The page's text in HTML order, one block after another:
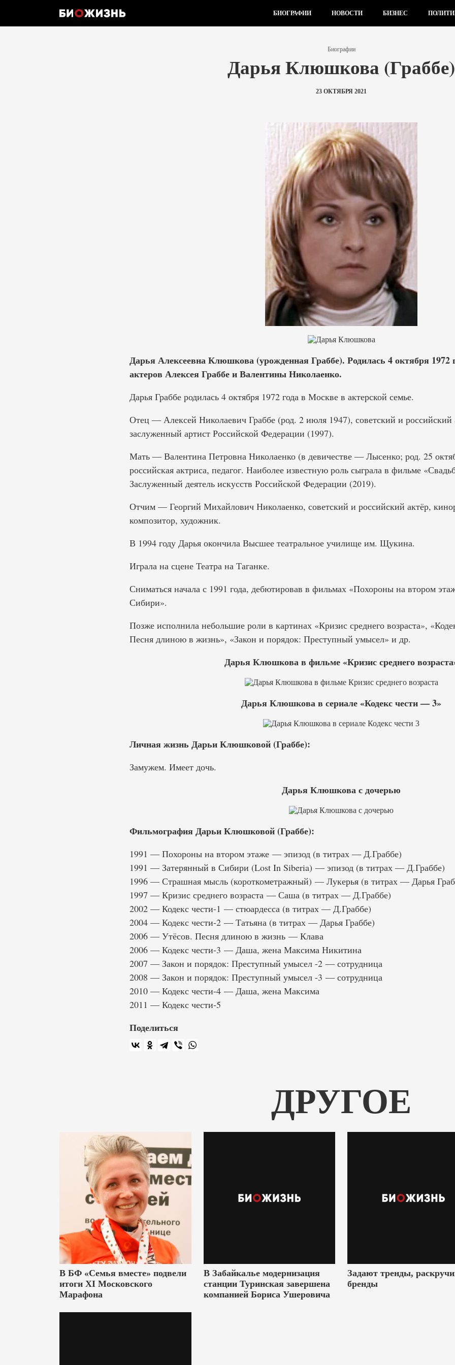
БИОГРАФИИ НОВОСТИ БИЗНЕС
Биографии
Дарья Клюшкова (Граббе)
23 ОКТЯБРЯ 2021
Дарья Алексеевна Клюшкова (урожденная Граббе). Родилась 4 октября 1972
актеров Алексея Граббе и Валентины Николаенко.
Дарья Граббе родилась 4 октября 1972 года в Москве в актерской семье.
Отец — Алексей Николаевич Граббе (род. 2 июля 1947), советский и российский
заслуженный артист Российской Федерации (1997).
Мать — Валентина Петровна Николаенко (в девичестве — Лысенко; род. 25
российская актриса, педагог. Наиболее известную роль сыграла в фильме
Заслуженный деятель искусств Российской Федерации (2019).
Отчим — Георгий Михайлович Николаенко, советский и российский актёр,
композитор, художник.
В 1994 году Дарья окончила Высшее театральное училище им. Щукина.
Играла на сцене Театра на Таганке.
Сниматься начала с 1991 года, дебютировав в фильмах «Похороны на втором
Сибири».
Позже исполнила небольшие роли в картинах «Кризис среднего возраста»,
Песня длиною в жизнь», «Закон и порядок: Преступный умысел» и др.
Дарья Клюшкова в фильме «Кризис среднего
Дарья Клюшкова в сериале «Кодекс чести — 3»
Личная жизнь Дарьи Клюшковой (Граббе):
Замужем. Имеет дочь.
Дарья Клюшкова с дочерью
Фильмография Дарьи Клюшковой (Граббе):
1991 — Похороны на втором этаже — эпизод (в титрах — Д.Граббе)
1991 — Затерянный в Сибири (Lost In Siberia) — эпизод (в титрах — Д.Граббе)
1996 — Страшная мысль (короткометражный) — Лукерья (в титрах — Дарья
1997 — Кризис среднего возраста — Саша (в титрах — Д.Граббе)
2002 — Кодекс чести-1 — стюардесса (в титрах — Д.Граббе)
2004 — Кодекс чести-2 — Татьяна (в титрах — Дарья Граббе)
2006 — Утёсов. Песня длиною в жизнь — Клава
2006 — Кодекс чести-3 — Даша, жена Максима Никитина
2007 — Закон и порядок: Преступный умысел -2 — сотрудница
2008 — Закон и порядок: Преступный умысел -3 — сотрудница
2010 — Кодекс чести-4 — Даша, жена Максима
2011 — Кодекс чести-5
Поделиться
ДРУГОЕ
В БФ «Семья вместе» подвели
итоги XI Московского
Марафона
В Забайкалье модернизация
станции Туринская завершена
компанией Бориса Ушеровича
Задают тренды,
бренды